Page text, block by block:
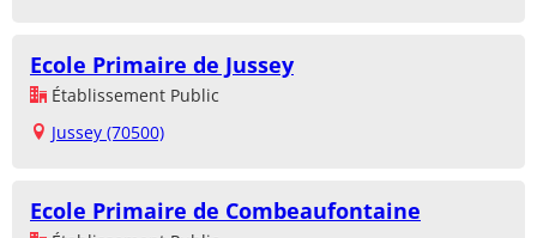
Ecole Primaire de Jussey
Établissement Public
Jussey (70500)
Ecole Primaire de Combeaufontaine